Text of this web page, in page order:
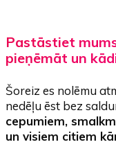
Pastāstiet
pieņēmāt un
Šoreiz es nolēmu
nedēļu ēst bez
cepumiem,
un visiem citiem